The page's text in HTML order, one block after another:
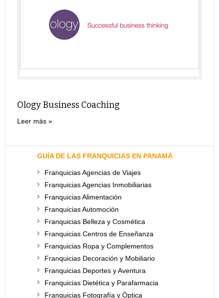
Ology Business Coaching
Leer más
GUÍA DE LAS FRANQUICIAS EN PANAMÁ
Franquicias Agencias de Viajes
Franquicias Agencias Inmobiliarias
Franquicias Alimentación
Franquicias Automoción
Franquicias Belleza y Cosmética
Franquicias Centros de Enseñanza
Franquicias Ropa y Complementos
Franquicias Decoración y Mobiliario
Franquicias Deportes y Aventura
Franquicias Dietética y Parafarmacia
Franquicias Fotografía y Óptica